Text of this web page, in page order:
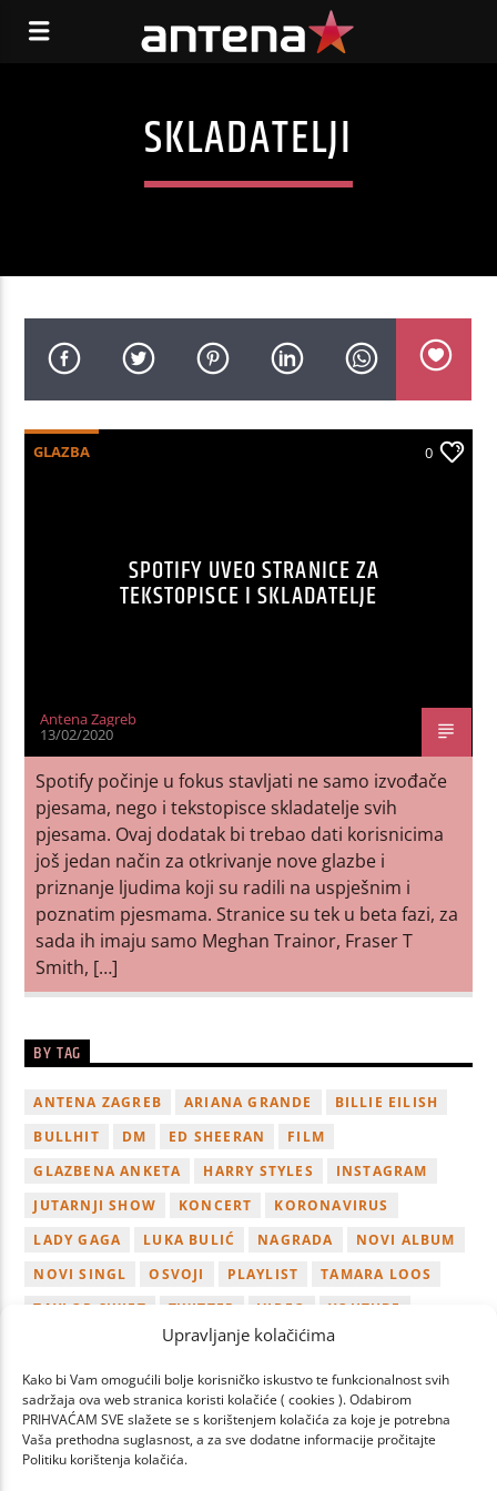
Upravljanje kolačićima
Kako bi Vam omogućili bolje korisničko iskustvo te funkcionalnost svih
sadržaja ova web stranica koristi kolačiće ( cookies ). Odabirom
PRIHVAĆAM SVE slažete se s korištenjem kolačića za koje je potrebna
Vaša prethodna suglasnost, a za sve dodatne informacije pročitajte
Politiku korištenja kolačića.
SKLADATELJI
GLAZBA 0
SPOTIFY UVEO STRANICE ZA
TEKSTOPISCE I SKLADATELJE
Antena Zagreb
13/02/2020
Spotify počinje u fokus stavljati ne samo izvođače
pjesama, nego i tekstopisce skladatelje svih
pjesama. Ovaj dodatak bi trebao dati korisnicima
još jedan način za otkrivanje nove glazbe i
priznanje ljudima koji su radili na uspješnim i
poznatim pjesmama. Stranice su tek u beta fazi, za
sada ih imaju samo Meghan Trainor, Fraser T
Smith, […]
BY TAG
ANTENA ZAGREB ARIANA GRANDE
BILLIE EILISH
BULLHIT
DM ED SHEERAN
FILM
GLAZBENA ANKETA
HARRY STYLES
INSTAGRAM
JUTARNJI SHOW
KONCERT
KORONAVIRUS
LADY GAGA
LUKA BULIĆ NAGRADA
NOVI ALBUM
NOVI SINGL
OSVOJI PLAYLIST
TAMARA LOOS
TAYLOR SWIFT
TWITTER VIDEO
YOUTUBE